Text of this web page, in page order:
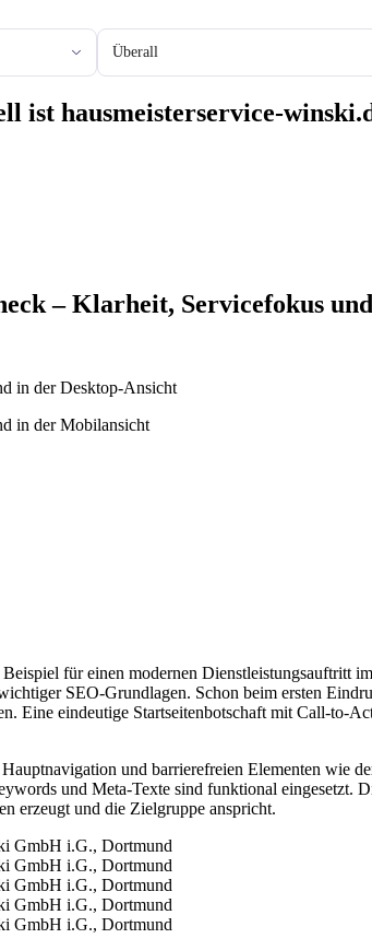
Stadt oder Region
ist hausmeisterservice-
– Klarheit, Servicefokus
für einen modernen Dienstleistungsauftritt
SEO-Grundlagen. Schon beim ersten
Eine eindeutige Startseitenbotschaft mit Call-to-
und barrierefreien Elementen wie
und Meta-Texte sind funktional eingesetzt.
erzeugt und die Zielgruppe anspricht.